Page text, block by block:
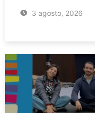
3 agosto, 2026